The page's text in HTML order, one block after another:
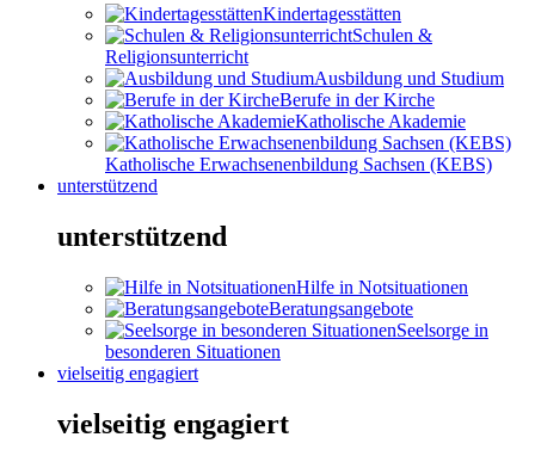
Kindertagesstätten
Schulen &
Religionsunterricht
Ausbildung und Studium
Berufe in der Kirche
Katholische Akademie
Katholische Erwachsenenbildung Sachsen (KEBS)
unterstützend
unterstützend
Hilfe in Notsituationen
Beratungsangebote
Seelsorge in
besonderen Situationen
vielseitig engagiert
vielseitig engagiert